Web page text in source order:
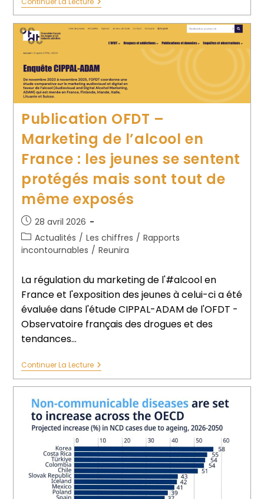
Publication OFDT –
Marketing de l’alcool en
France : les jeunes se sentent
protégés mais sont tout de
même exposés
28 avril 2026
Actualités / Les chiffres / Rapports
incontournables / Reunira
La régulation du marketing de l'#alcool en
France et l'exposition des jeunes à celui-ci a été
évaluée dans l'étude CIPPAL-ADAM de l'OFDT -
Observatoire français des drogues et des
tendances…
Continuer La Lecture